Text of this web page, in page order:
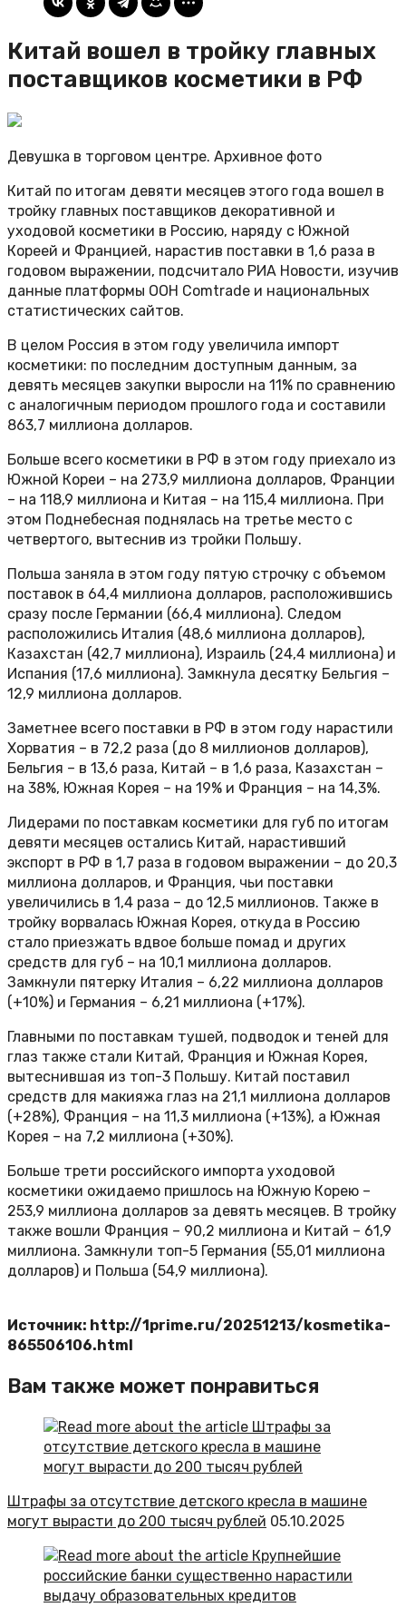
Китай вошел в тройку главных
поставщиков косметики в РФ
Девушка в торговом центре. Архивное фото
Китай по итогам девяти месяцев этого года вошел в
тройку главных поставщиков декоративной и
уходовой косметики в Россию, наряду с Южной
Кореей и Францией, нарастив поставки в 1,6 раза в
годовом выражении, подсчитало РИА Новости, изучив
данные платформы ООН Comtrade и национальных
статистических сайтов.
В целом Россия в этом году увеличила импорт
косметики: по последним доступным данным, за
девять месяцев закупки выросли на 11% по сравнению
с аналогичным периодом прошлого года и составили
863,7 миллиона долларов.
Больше всего косметики в РФ в этом году приехало из
Южной Кореи – на 273,9 миллиона долларов, Франции
– на 118,9 миллиона и Китая – на 115,4 миллиона. При
этом Поднебесная поднялась на третье место с
четвертого, вытеснив из тройки Польшу.
Польша заняла в этом году пятую строчку с объемом
поставок в 64,4 миллиона долларов, расположившись
сразу после Германии (66,4 миллиона). Следом
расположились Италия (48,6 миллиона долларов),
Казахстан (42,7 миллиона), Израиль (24,4 миллиона) и
Испания (17,6 миллиона). Замкнула десятку Бельгия –
12,9 миллиона долларов.
Заметнее всего поставки в РФ в этом году нарастили
Хорватия – в 72,2 раза (до 8 миллионов долларов),
Бельгия – в 13,6 раза, Китай – в 1,6 раза, Казахстан –
на 38%, Южная Корея – на 19% и Франция – на 14,3%.
Лидерами по поставкам косметики для губ по итогам
девяти месяцев остались Китай, нарастивший
экспорт в РФ в 1,7 раза в годовом выражении – до 20,3
миллиона долларов, и Франция, чьи поставки
увеличились в 1,4 раза – до 12,5 миллионов. Также в
тройку ворвалась Южная Корея, откуда в Россию
стало приезжать вдвое больше помад и других
средств для губ – на 10,1 миллиона долларов.
Замкнули пятерку Италия – 6,22 миллиона долларов
(+10%) и Германия – 6,21 миллиона (+17%).
Главными по поставкам тушей, подводок и теней для
глаз также стали Китай, Франция и Южная Корея,
вытеснившая из топ-3 Польшу. Китай поставил
средств для макияжа глаз на 21,1 миллиона долларов
(+28%), Франция – на 11,3 миллиона (+13%), а Южная
Корея – на 7,2 миллиона (+30%).
Больше трети российского импорта уходовой
косметики ожидаемо пришлось на Южную Корею –
253,9 миллиона долларов за девять месяцев. В тройку
также вошли Франция – 90,2 миллиона и Китай – 61,9
миллиона. Замкнули топ-5 Германия (55,01 миллиона
долларов) и Польша (54,9 миллиона).
Источник: http://1prime.ru/20251213/kosmetika-
865506106.html
Вам также может понравиться
Штрафы за отсутствие детского кресла в машине
могут вырасти до 200 тысяч рублей 05.10.2025